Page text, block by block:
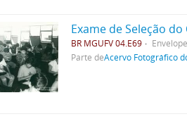
Exame de Seleção do
BR MGUFV 04.E69 Envelope
Parte deAcervo Fotográfico